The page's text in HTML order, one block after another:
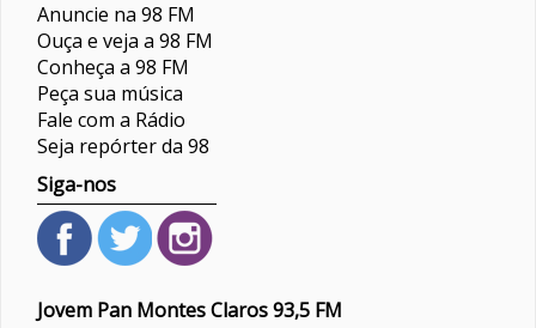
Anuncie na 98 FM
Ouça e veja a 98 FM
Conheça a 98 FM
Peça sua música
Fale com a Rádio
Seja repórter da 98
Siga-nos
Jovem Pan Montes Claros 93,5 FM